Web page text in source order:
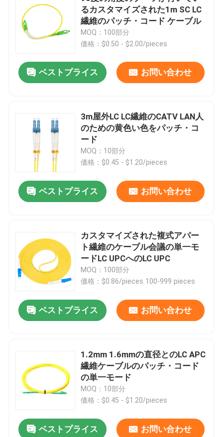
るカスタマイズされた1m SC LC
繊維のパッチ・コード ケーブル
MOQ：100部分
価格：$0.50 - $2.00/pieces
ベストプライス お問い合わせ
3m屋外LC LC繊維のCATV LAN人
のための黄色い色をパッチ・コ
ード
MOQ：10部分
価格：$0.45 - $1.20/pieces
ベストプライス お問い合わせ
カスタマイズされた複式アパー
ト繊維のケーブル会議の単一モ
ードLC UPCへのLC UPC
MOQ：100部分
価格：$0.86/pieces 100-999 pieces
ベストプライス お問い合わせ
1.2mm 1.6mmの直径とのLC APC
繊維ケーブルのパッチ・コード
の単一モード
MOQ：10部分
価格：$0.45 - $1.20/pieces
ベストプライス お問い合わせ